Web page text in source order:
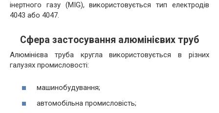
інертного газу (MIG), використовується тип електродів
4043 або 4047.
Сфера застосування алюмінієвих труб
Алюмінієва труба кругла використовується в різних
галузях промисловості:
машинобудування;
автомобільна промисловість;